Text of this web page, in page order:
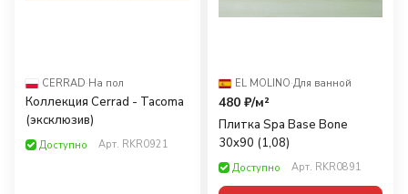
CERRAD·На пол
Коллекция Cerrad - Tacoma
(эксклюзив)
Доступно Арт. RKR0921
EL MOLINO·Для ванной
480 ₽/м²
Плитка Spa Base Bone
30x90 (1,08)
Доступно Арт. RKR0891